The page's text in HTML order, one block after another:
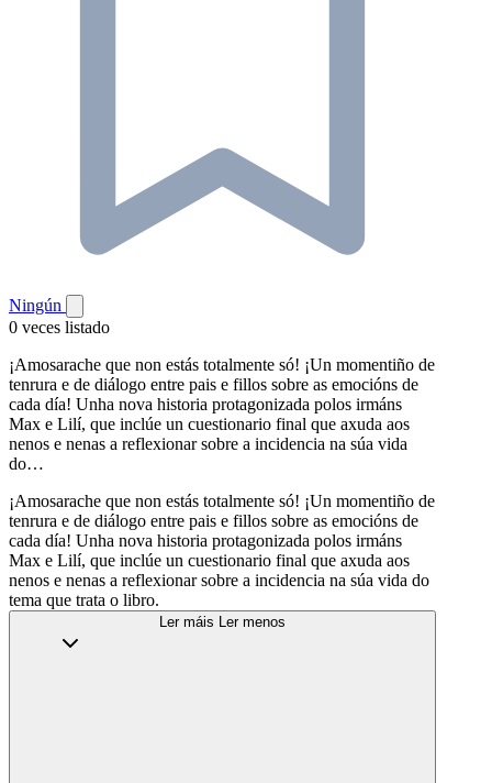
Ningún
0 veces listado
¡Amosarache que non estás totalmente só! ¡Un momentiño de
tenrura e de diálogo entre pais e fillos sobre as emocións de
cada día! Unha nova historia protagonizada polos irmáns
Max e Lilí, que inclúe un cuestionario final que axuda aos
nenos e nenas a reflexionar sobre a incidencia na súa vida
do…
¡Amosarache que non estás totalmente só! ¡Un momentiño de
tenrura e de diálogo entre pais e fillos sobre as emocións de
cada día! Unha nova historia protagonizada polos irmáns
Max e Lilí, que inclúe un cuestionario final que axuda aos
nenos e nenas a reflexionar sobre a incidencia na súa vida do
tema que trata o libro.
Ler máis Ler menos